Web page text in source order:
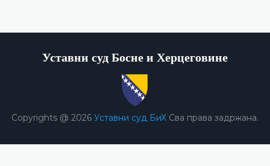
Уставни суд Босне и Херцеговине
Copyrights @ 2026 Уставни суд БиХ Сва права задржана.